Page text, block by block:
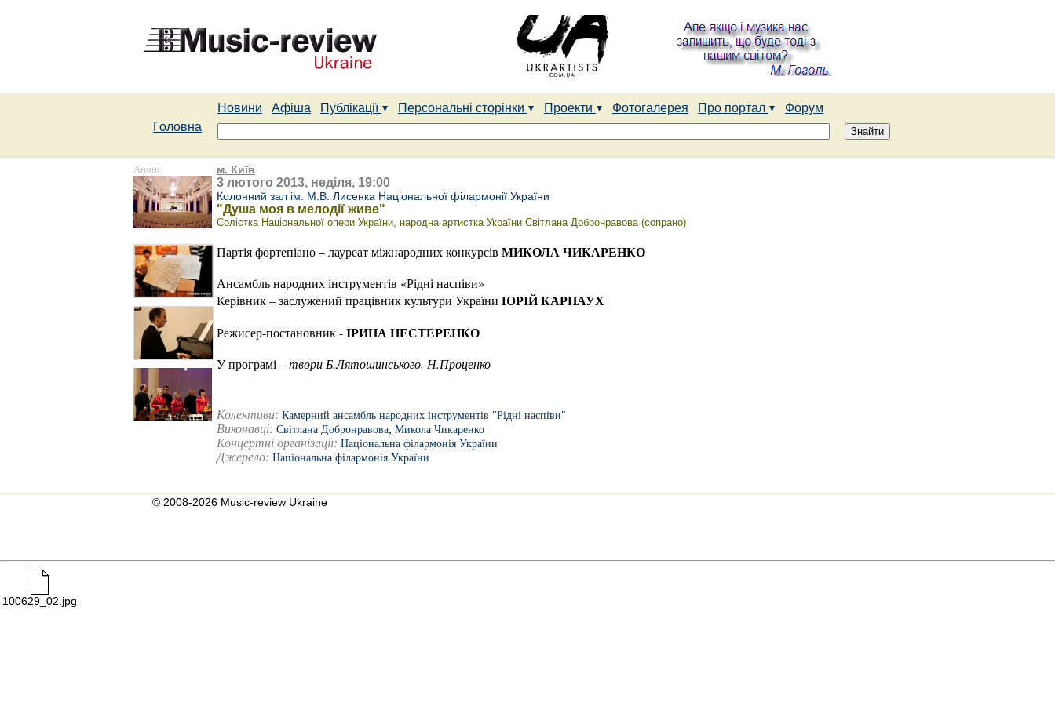
Новини Афіша Публікації Персональні сторінки Проекти Фотогалерея Про портал
Форум
Головна
Анонс м. Київ
3 лютого 2013, неділя, 19:00
Колонний зал ім. М.В. Лисенка Національної філармонії України
"Душа моя в мелодії живе"
Солістка Національної опери України, народна артистка України Світлана Добронравова (сопрано)
Партія фортепіано – лауреат міжнародних конкурсів МИКОЛА ЧИКАРЕНКО
Ансамбль народних інструментів «Рідні наспіви»
Керівник – заслужений працівник культури України ЮРІЙ КАРНАУХ
Режисер-постановник -ІРИНА НЕСТЕРЕНКО
У програмі –твори Б.Лятошинського, Н.Проценко
Колективи: Камерний ансамбль народних інструментів "Рідні наспіви"
Виконавці: Світлана Добронравова, Микола Чикаренко
Концертні організації: Національна філармонія України
Джерело: Національна філармонія України
© 2008-2026 Music-review Ukraine
100629_02.jpg